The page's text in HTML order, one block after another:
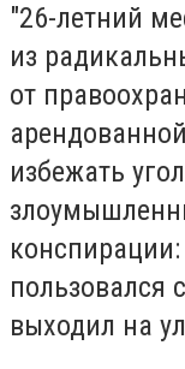
"26-летний
из
от
избежать
пользовался
выходил на